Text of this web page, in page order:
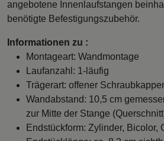
angebotene Innenlaufstangen
benötigte Befestigungszubehör.
Informationen zu :
Montageart: Wandmontage
Laufanzahl: 1-läufig
Trägerart: offener
Wandabstand: 10,5 cm
zur Mitte der Stange
Endstückform: Zylinder, Bicolor,